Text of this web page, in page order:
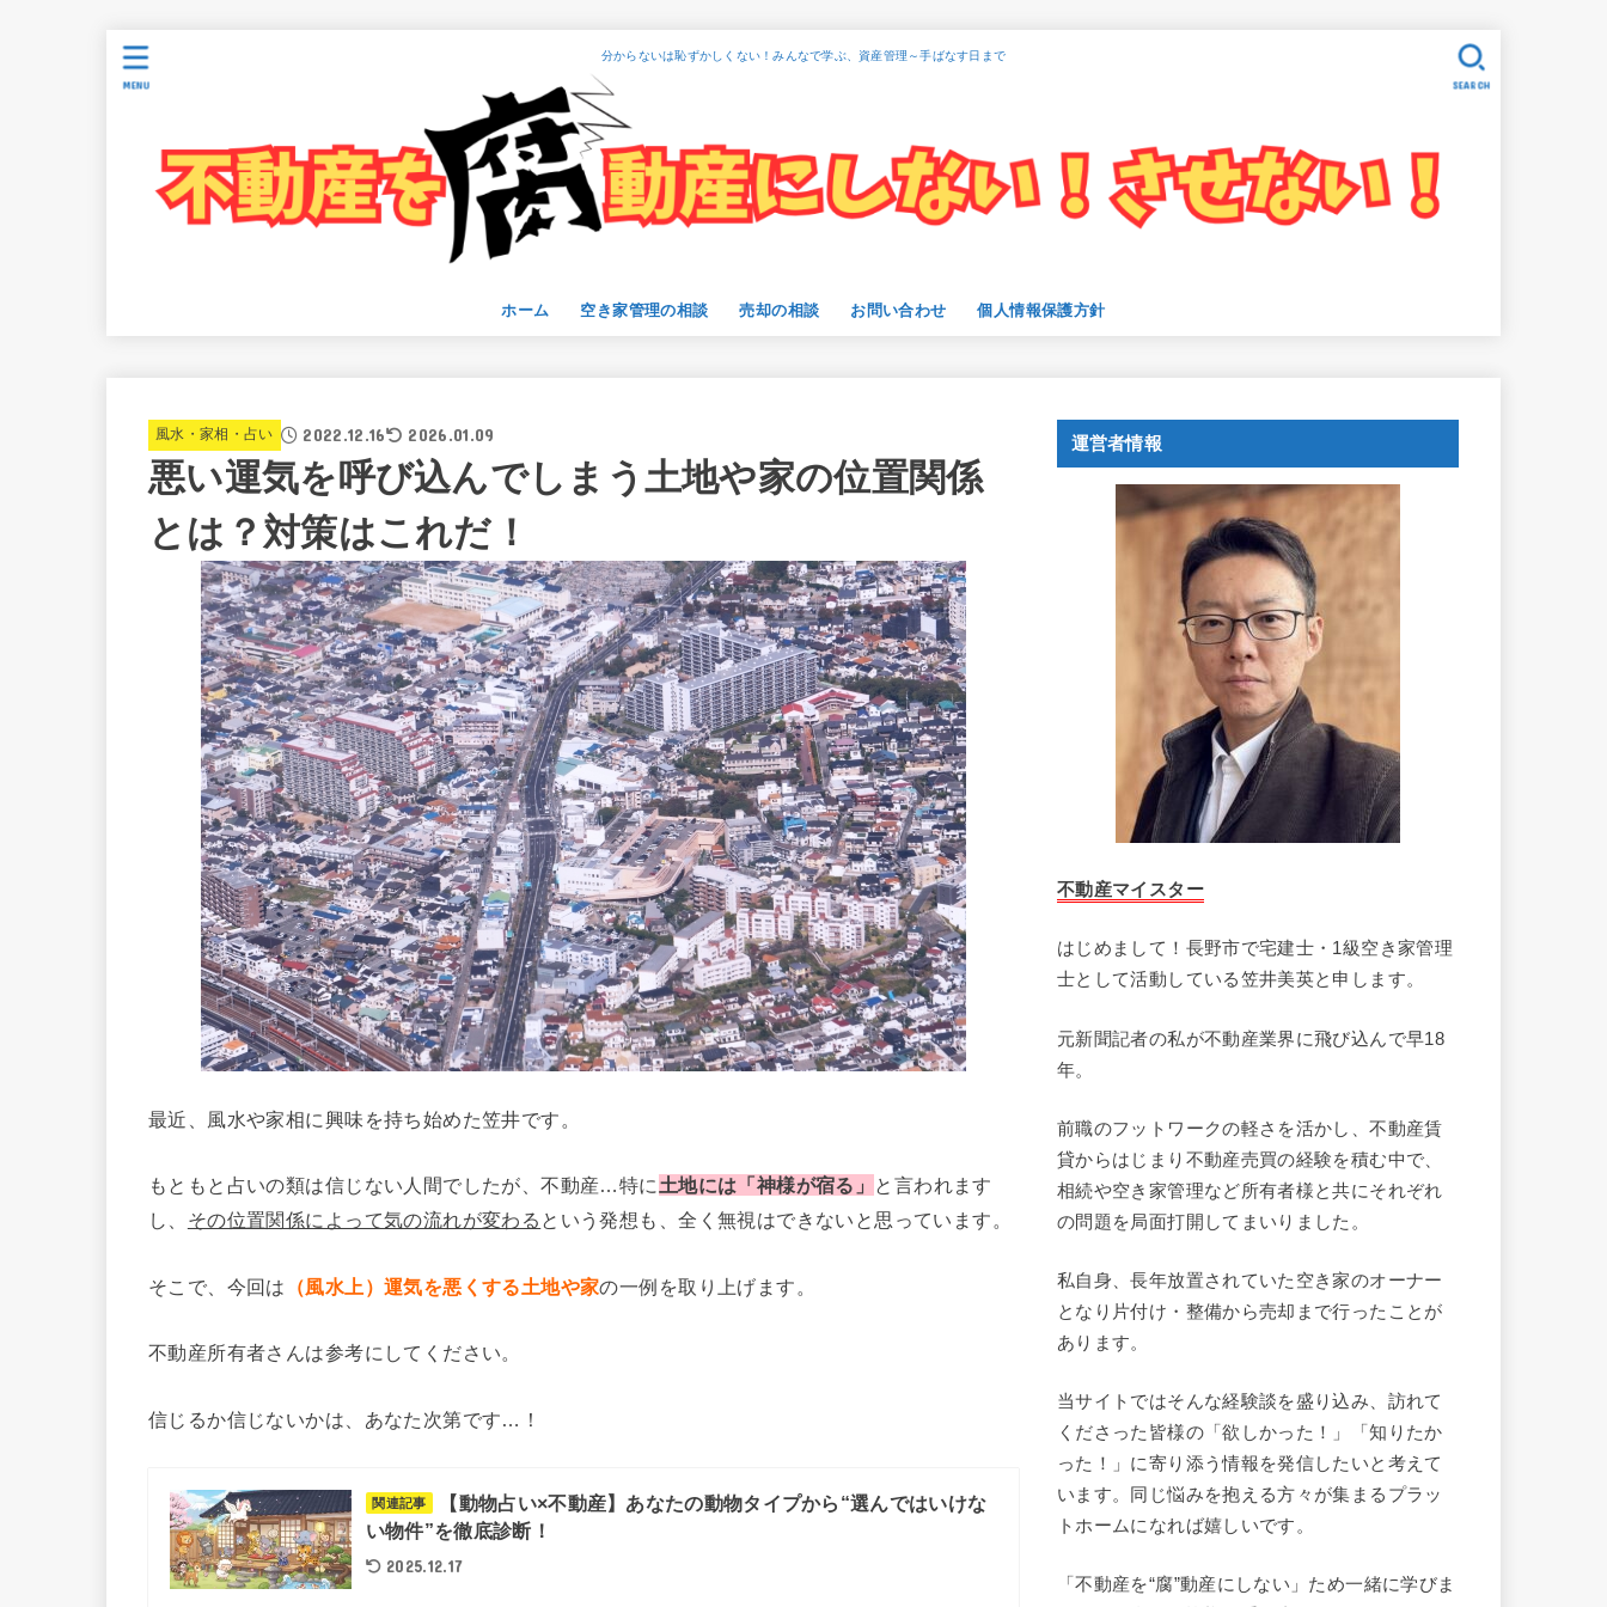
分からないは恥ずかしくない！みんなで学ぶ、資産管理～手ばなす日まで
ホーム 空き家管理の相談 売却の相談 お問い合わせ 個人情報保護方針
SEARCH
MENU
風水・家相・占い 2022.12.16 2026.01.09
悪い運気を呼び込んでしまう土地や家の位置関係
とは？対策はこれだ！
最近、風水や家相に興味を持ち始めた笠井です。
もともと占いの類は信じない人間でしたが、不動産…特に 土地には「神様が宿る」 と言われます
し、 その位置関係によって気の流れが変わる という発想も、全く無視はできないと思っています。
そこで、今回は （風水上）運気を悪くする土地や家の一例を取り上げます。
不動産所有者さんは参考にしてください。
信じるか信じないかは、あなた次第です…！
関連記事
【動物占い×不動産】あなたの動物タイプから“選んではいけな
い物件”を徹底診断！
2025.12.17
運営者情報
不動産マイスター
はじめまして！長野市で宅建士・1級空き家管理
士として活動している笠井美英と申します。
元新聞記者の私が不動産業界に飛び込んで早18
年。
前職のフットワークの軽さを活かし、不動産賃
貸からはじまり不動産売買の経験を積む中で、
相続や空き家管理など所有者様と共にそれぞれ
の問題を局面打開してまいりました。
私自身、長年放置されていた空き家のオーナー
となり片付け・整備から売却まで行ったことが
あります。
当サイトではそんな経験談を盛り込み、訪れて
くださった皆様の「欲しかった！」「知りたか
った！」に寄り添う情報を発信したいと考えて
います。同じ悩みを抱える方々が集まるプラッ
トホームになれば嬉しいです。
「不動産を“腐”動産にしない」ため一緒に学びま